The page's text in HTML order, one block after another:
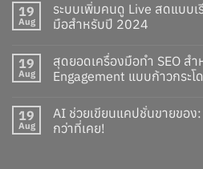
19
Aug
ระบบเพิ่มคนดู Live สดแบบเ
มือสำหรับปี 2024
19
Aug
สุดยอดเครื่องมือทำ SEO ส
Engagement แบบก้าวกระโ
19
Aug
AI ช่วยเขียนแคปชั่นขายขอ
กว่าที่เคย!